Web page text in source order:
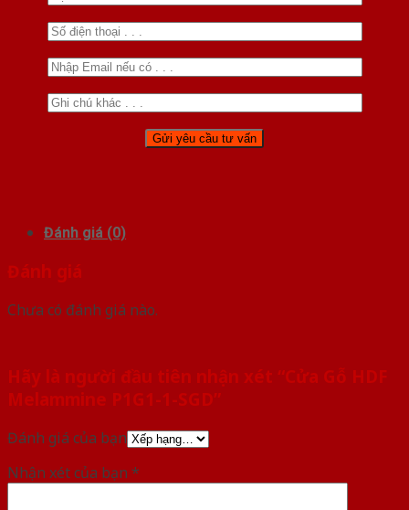
Đánh giá (0)
Đánh giá
Chưa có đánh giá nào.
Hãy là người đầu tiên nhận xét “Cửa Gỗ HDF
Melammine P1G1-1-SGD”
Đánh giá của bạn
Nhận xét của bạn *